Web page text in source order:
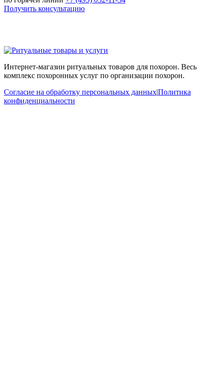
Получить консультацию
Интернет-магазин ритуальных товаров для похорон. Весь
комплекс похоронных услуг по организации похорон.
Согласие на обработку персональных данных|Политика
конфиденциальности